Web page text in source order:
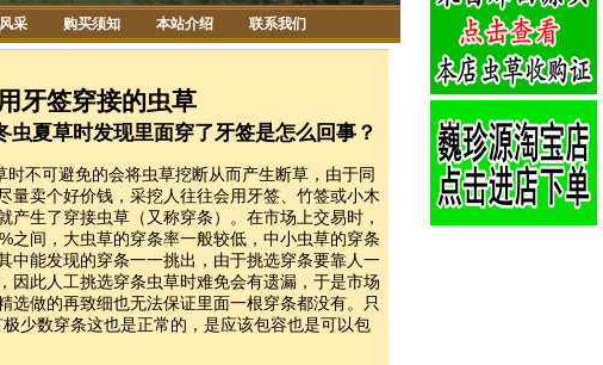
采 购买须知 本站介绍 联系我们
牙签穿接的虫草
夏草时发现里面穿了牙签是怎么回事？
不可避免的会将虫草挖断从而产生断草，由于同
量卖个好价钱，采挖人往往会用牙签、竹签或小木
生了穿接虫草（又称穿条）。在市场上交易时，
之间，大虫草的穿条率一般较低，中小虫草的穿条
中能发现的穿条一一挑出，由于挑选穿条要靠人一
因此人工挑选穿条虫草时难免会有遗漏，于是市场
选做的再致细也无法保证里面一根穿条都没有。只
少数穿条这也是正常的，是应该包容也是可以包